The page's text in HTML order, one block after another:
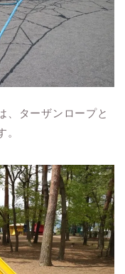
、ターザンロープと
。